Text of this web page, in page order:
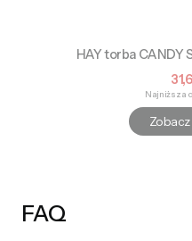
HAY torba CANDY
Najniższa
FAQ